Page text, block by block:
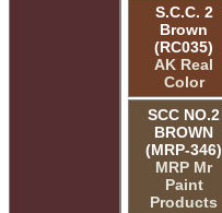
S.C.C. 2
Brown
(RC035)
AK Real
Color
SCC NO.2
BROWN
(MRP-346)
MRP Mr
Paint
Products